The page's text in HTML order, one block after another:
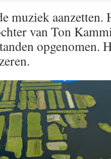
muziek aanzetten.
van Ton
opgenomen.